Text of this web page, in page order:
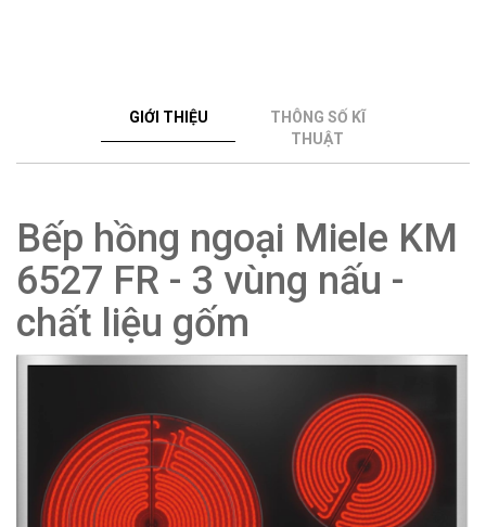
GIỚI THIỆU
THÔNG SỐ KĨ
THUẬT
Bếp hồng ngoại Miele KM
6527 FR - 3 vùng nấu -
chất liệu gốm